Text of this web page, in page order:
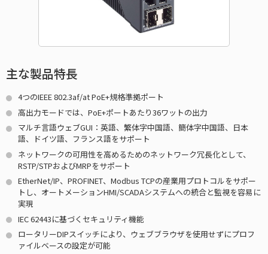
主な製品特長
4つのIEEE 802.3af/at PoE+規格準拠ポート
高出力モードでは、PoE+ポートあたり36ワットの出力
マルチ言語ウェブGUI：英語、繁体字中国語、簡体字中国語、日本
語、ドイツ語、フランス語をサポート
ネットワークの可用性を高めるためのネットワーク冗長化として、
RSTP/STPおよびMRPをサポート
EtherNet/IP、PROFINET、Modbus TCPの産業用プロトコルをサポー
トし、オートメーションHMI/SCADAシステムへの統合と監視を容易に
実現
IEC 62443に基づくセキュリティ機能
ロータリーDIPスイッチにより、ウェブブラウザを使用せずにプロフ
ァイルベースの設定が可能